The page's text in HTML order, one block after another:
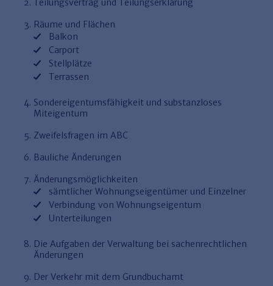
Haufe Immobilien
Teilungsvertrag und Teilungserklärung
Räume und Flächen
Balkon
Carport
Stellplätze
Terrassen
Sondereigentumsfähigkeit und substanzloses
Miteigentum
Zweifelsfragen im ABC
Bauliche Änderungen
Änderungsmöglichkeiten
sämtlicher Wohnungseigentümer und Einzelner
Verbindung von Wohnungseigentum
Unterteilungen
Die Aufgaben der Verwaltung bei sachenrechtlichen
Änderungen
Der Verkehr mit dem Grundbuchamt